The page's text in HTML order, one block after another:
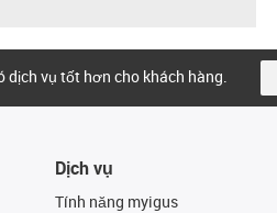
vụ tốt hơn cho khách hàng.
Dịch vụ
Tính năng myigus